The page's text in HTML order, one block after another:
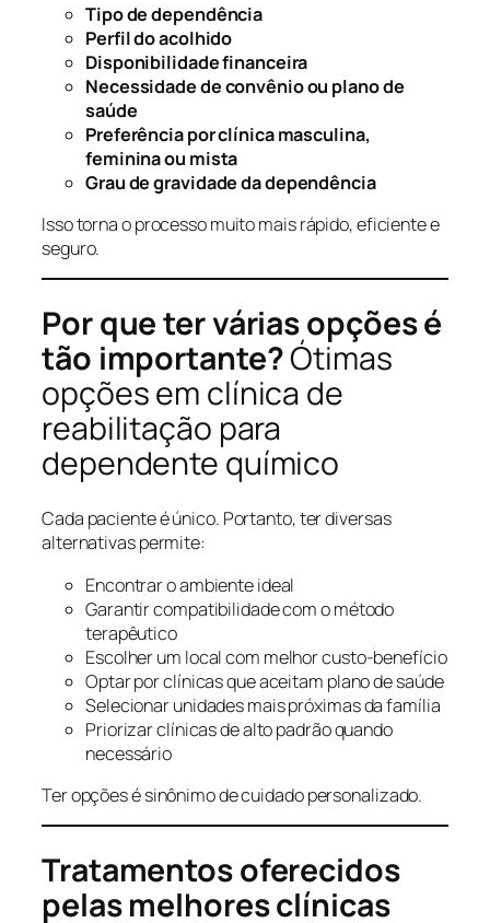
Tipo de dependência
Perfil do acolhido
Disponibilidade financeira
Necessidade de convênio ou plano de
saúde
Preferência por clínica masculina,
feminina ou mista
Grau de gravidade da dependência
Isso torna o processo muito mais rápido, eficiente e
seguro.
Por que ter várias opções é
tão importante?Ótimas
opções em clínica de
reabilitação para
dependente químico
Cada paciente é único. Portanto, ter diversas
alternativas permite:
Encontrar o ambiente ideal
Garantir compatibilidade com o método
terapêutico
Escolher um local com melhor custo-benefício
Optar por clínicas que aceitam plano de saúde
Selecionar unidades mais próximas da família
Priorizar clínicas de alto padrão quando
necessário
Ter opções é sinônimo de cuidado personalizado.
Tratamentos oferecidos
pelas melhores clínicas